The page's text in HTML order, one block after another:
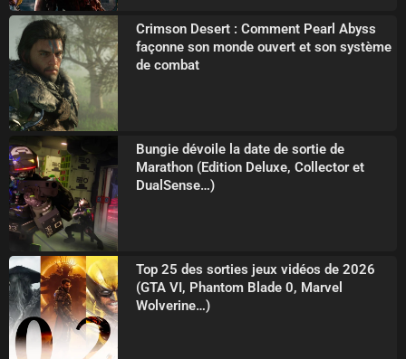
Crimson Desert : Comment Pearl Abyss
façonne son monde ouvert et son système
de combat
Bungie dévoile la date de sortie de
Marathon (Edition Deluxe, Collector et
DualSense…)
Top 25 des sorties jeux vidéos de 2026
(GTA VI, Phantom Blade 0, Marvel
Wolverine…)